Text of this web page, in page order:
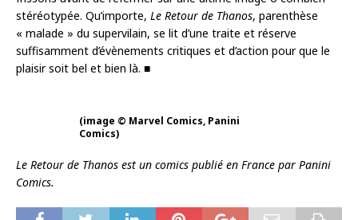
stéréotypée. Qu’importe, Le Retour de Thanos, parenthèse
« malade » du supervilain, se lit d’une traite et réserve
suffisamment d’évènements critiques et d’action pour que le
plaisir soit bel et bien là. ■
(image © Marvel Comics, Panini
Comics)
Le Retour de Thanos est un comics publié en France par Panini
Comics.